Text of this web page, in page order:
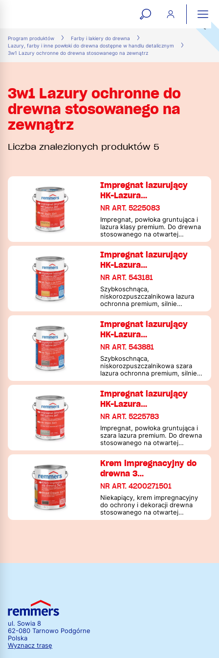
open
form
Program produktów
Farby i lakiery do drewna
Lazury, farby i inne powłoki do drewna dostępne w handlu detalicznym
3w1 Lazury ochronne do drewna stosowanego na zewnątrz
3w1 Lazury ochronne do
drewna stosowanego na
zewnątrz
Liczba znalezionych produktów 5
Impregnat lazurujący
HK-Lazura…
NR ART. 5225083
Impregnat, powłoka gruntująca i
lazura klasy premium. Do drewna
stosowanego na otwartej
przestrzeni
Impregnat lazurujący
HK-Lazura…
NR ART. 543181
Szybkoschnąca,
niskorozpuszczalnikowa lazura
ochronna premium, silnie
chroniąca przed wilgocią, do
zewnątrz
NOWOŚĆ
Impregnat lazurujący
HK-Lazura…
NR ART. 543881
Szybkoschnąca,
niskorozpuszczalnikowa szara
lazura ochronna premium, silnie
chroniąca przed wilgocią, do
zewnątrz
NOWOŚĆ
Impregnat lazurujący
HK-Lazura…
NR ART. 5225783
Impregnat, powłoka gruntująca i
szara lazura premium. Do drewna
stosowanego na otwartej
przestrzeni
Krem impregnacyjny do
drewna 3…
NR ART. 4200271501
Niekapiący, krem impregnacyjny
do ochrony i dekoracji drewna
stosowanego na otwartej
przestrzeni
ul. Sowia 8
62-080 Tarnowo Podgórne
Polska
Wyznacz trasę